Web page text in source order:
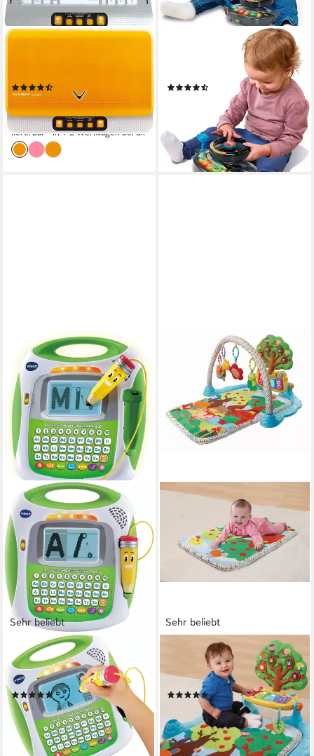
(228)
ab 37,22 € UVP45,99 €
-19%
lieferbar - in 1-2 Werktagen bei dir
Lernspielzeug Babys 3-in-1
Traktor & Rasenmäher
UVP59,99 €
nur diesen Monat
-23%
lieferbar - in 2-4 Werktagen bei dir
Sehr beliebt
VTECH®
Lernspielzeug Professor
Schreibfix Buchstabenspaß
(56)
ab 28,88 €
lieferbar - in 1-2 Werktagen bei dir
Sehr beliebt
Spielbogen VTechBaby, Musik
Spieldecke
(375)
ab 46,30 € UVP 59,99 €
-23%
lieferbar - in 2-4 Werktagen bei dir